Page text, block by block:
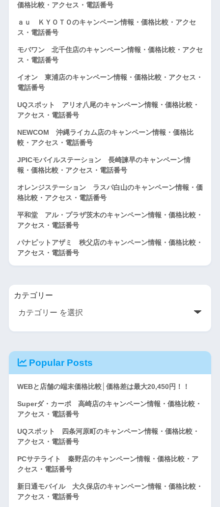
価格比較・アクセス・電話番号
ａｕ ＫＹＯＴＯのキャンペーン情報・価格比較・アクセ
ス・電話番号
モバワン 北千住店のキャンペーン情報・価格比較・アクセ
ス・電話番号
イオン 東浦店のキャンペーン情報・価格比較・アクセス・
電話番号
UQスポット アリオ八尾のキャンペーン情報・価格比較・
アクセス・電話番号
NEWCOM 沖縄ライカム店のキャンペーン情報・価格比
較・アクセス・電話番号
JPICモバイルステーション 長崎諫早のキャンペーン情
報・価格比較・アクセス・電話番号
オレンジステーション ラスパ白山のキャンペーン情報・価
格比較・アクセス・電話番号
平和堂 アル・プラザ茨木のキャンペーン情報・価格比較・
アクセス・電話番号
パナピットアザミ 秩父店のキャンペーン情報・価格比較・
アクセス・電話番号
カテゴリー
Popular Posts
WEBと店舗の端末価格比較│価格差は最大20,450円！！
Superダ・カーポ 高崎店のキャンペーン情報・価格比較・
アクセス・電話番号
UQスポット 四条河原町のキャンペーン情報・価格比較・
アクセス・電話番号
PCサテライト 秦野店のキャンペーン情報・価格比較・ア
クセス・電話番号
新日通モバイル 大久保店のキャンペーン情報・価格比較・
アクセス・電話番号